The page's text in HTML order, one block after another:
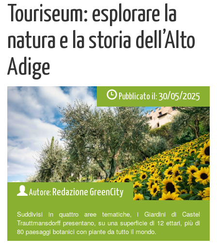
Touriseum: esplorare la
natura e la storia dell’Alto
Adige
Pubblicato il: 30/05/2025
Autore: Redazione GreenCity
Suddivisi in quattro aree tematiche, i Giardini di Castel
Trauttmansdorff presentano, su una superficie di 12 ettari, più di
80 paesaggi botanici con piante da tutto il mondo.